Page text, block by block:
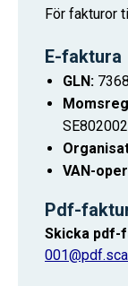
För fakturor
E-faktura
GLN:
VAN-
Pdf-
Skicka pdf-